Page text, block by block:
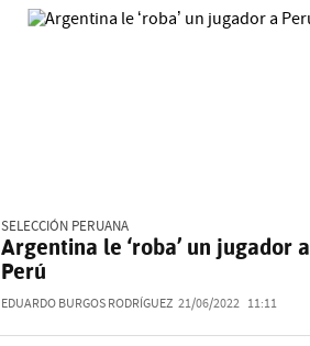
SELECCIÓN PERUANA
Argentina le ‘roba’ un jugador a
Perú
EDUARDO BURGOS RODRÍGUEZ 21/06/2022 11:11